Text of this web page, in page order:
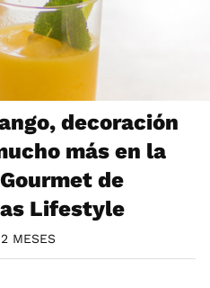
decoración
más en la
de
Lifestyle
MESES